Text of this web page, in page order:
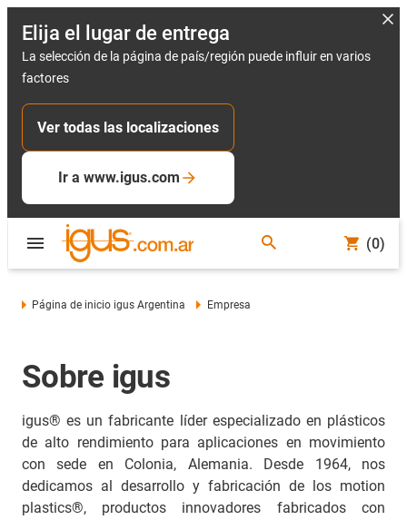
Elija el lugar de entrega
La selección de la página de país/región puede influir en varios
factores
Ver todas las localizaciones
Ir a www.igus.com
(0)
Página de inicio igus Argentina Empresa
Sobre igus
igus® es un fabricante líder especializado en plásticos
de alto rendimiento para aplicaciones en movimiento
con sede en Colonia, Alemania. Desde 1964, nos
dedicamos al desarrollo y fabricación de los motion
plastics®, productos innovadores fabricados con